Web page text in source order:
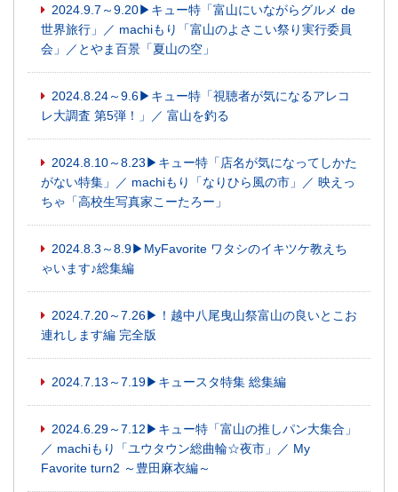
2024.9.7～9.20▶キュー特「富山にいながらグルメ de
世界旅行」／ machiもり「富山のよさこい祭り実行委員
会」／とやま百景「夏山の空」
2024.8.24～9.6▶キュー特「視聴者が気になるアレコ
レ大調査 第5弾！」／ 富山を釣る
2024.8.10～8.23▶キュー特「店名が気になってしかた
がない特集」／ machiもり「なりひら風の市」／ 映えっ
ちゃ「高校生写真家こーたろー」
2024.8.3～8.9▶MyFavorite ワタシのイキツケ教えち
ゃいます♪総集編
2024.7.20～7.26▶！越中八尾曳山祭富山の良いとこお
連れします編 完全版
2024.7.13～7.19▶キュースタ特集 総集編
2024.6.29～7.12▶キュー特「富山の推しパン大集合」
／ machiもり「ユウタウン総曲輪☆夜市」／ My
Favorite turn2 ～豊田麻衣編～